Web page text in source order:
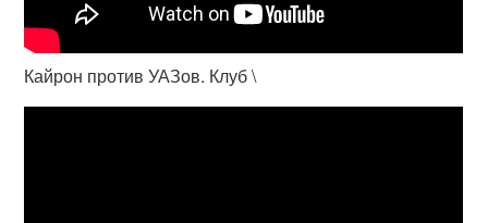
Кайрон против УАЗов. Клуб \